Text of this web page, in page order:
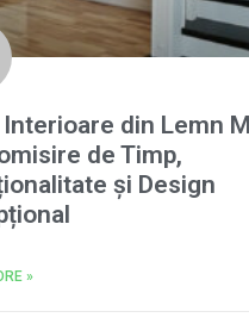
din Lemn
de Timp,
și Design
»